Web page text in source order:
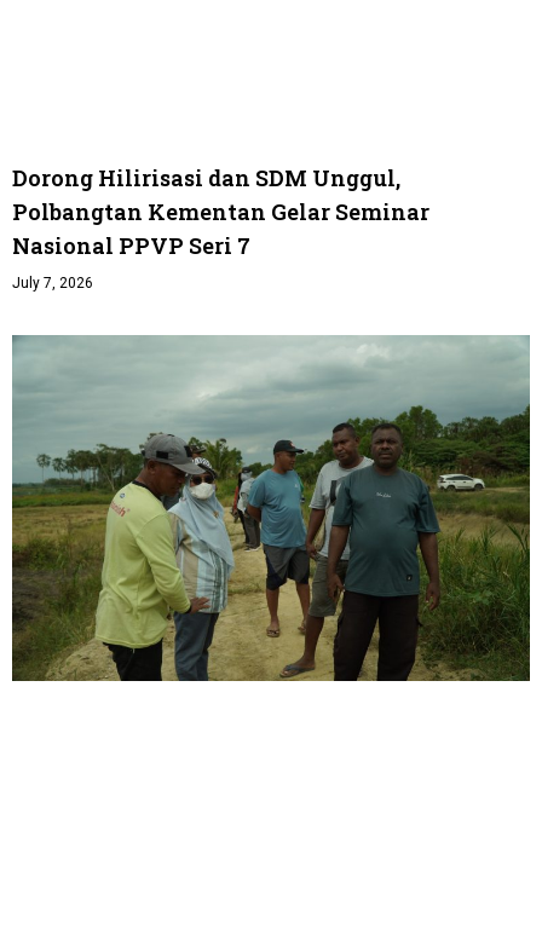
Dorong Hilirisasi dan SDM Unggul,
Polbangtan Kementan Gelar Seminar
Nasional PPVP Seri 7
July 7, 2026